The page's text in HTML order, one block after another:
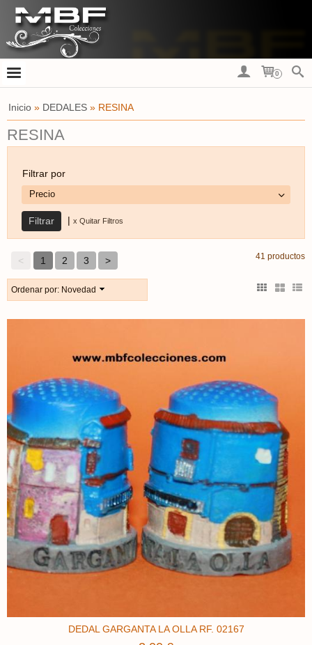
0
Inicio » DEDALES » RESINA
RESINA
Filtrar por
Precio
| x Quitar Filtros
< 1 2 3 > 41 productos
Ordenar por: Novedad
DEDAL GARGANTA LA OLLA RF. 02167